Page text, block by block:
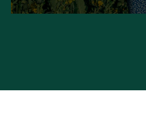
we are willing to do